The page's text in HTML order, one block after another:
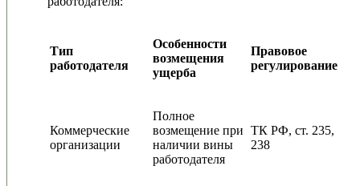
Тип
работодателя
Особенности
возмещения
ущерба
Правовое
регулирование
Коммерческие
организации
Полное
возмещение при
наличии вины
работодателя
ТК РФ, ст. 235,
238